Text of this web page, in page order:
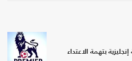
بتهمة الاعتداء